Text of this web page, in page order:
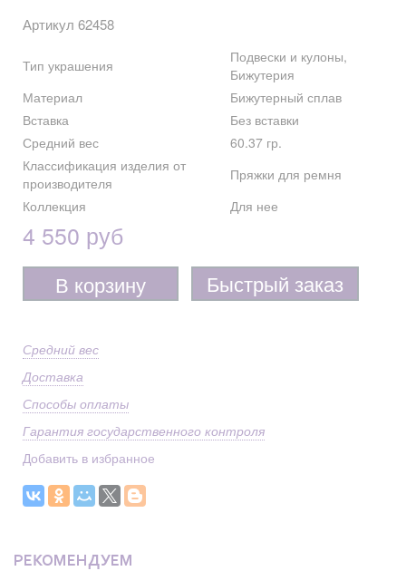
Артикул 62458
Тип украшения
Подвески и кулоны,
Бижутерия
Материал
Бижутерный сплав
Вставка
Без вставки
Средний вес
60.37 гр.
Классификация изделия от
производителя
Пряжки для ремня
Коллекция
Для нее
4 550 руб
В корзину Быстрый заказ
Средний вес
Доставка
Способы оплаты
Гарантия государственного контроля
Добавить в избранное
РЕКОМЕНДУЕМ